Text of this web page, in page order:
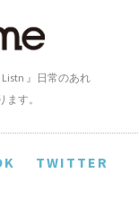
』日常のあれ
す。
TWITTER